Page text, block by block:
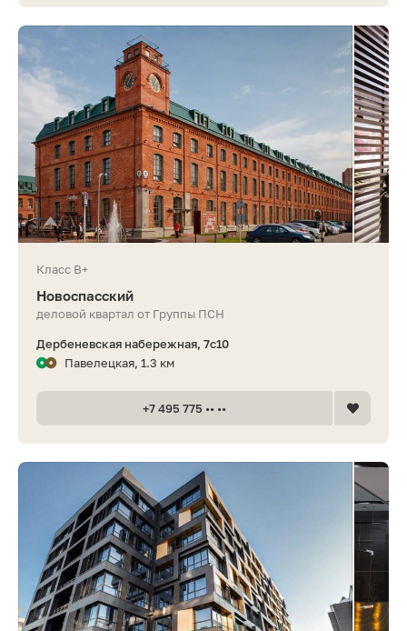
Класс B+
Новоспасский
деловой квартал от Группы ПСН
Дербеневская набережная, 7с10
Павелецкая, 1.3 км
+7 495 775 •• ••